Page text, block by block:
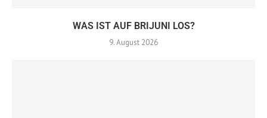
WAS IST AUF BRIJUNI LOS?
9. August 2026